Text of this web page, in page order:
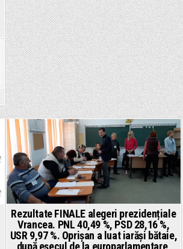
Posted
in
Rezultate FINALE alegeri prezidențiale
Vrancea. PNL 40,49 %, PSD 28,16 %,
USR 9,97 %. Oprișan a luat iarăși bătaie,
după eșecul de la europarlamentare,